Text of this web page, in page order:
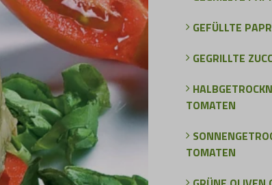
GEFÜLLTE
GEGRILLTE
TOMATEN
TOMATEN